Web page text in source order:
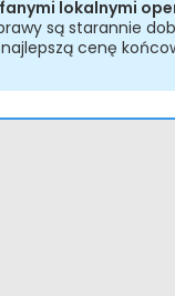
lokalnymi
są starannie
cenę